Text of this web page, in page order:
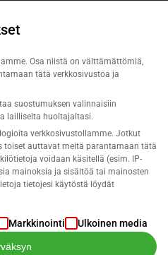
Osa niistä on välttämättömiä,
tätä verkkosivustoa ja
suostumuksen valinnaisiin
lailliselta huoltajaltasi.
verkkosivustollamme. Jotkut
auttavat meitä parantamaan tätä
voidaan käsitellä (esim. IP-
mainoksia ja sisältöä tai mainosten
tietojesi käytöstä löydät
Markkinointi Ulkoinen media